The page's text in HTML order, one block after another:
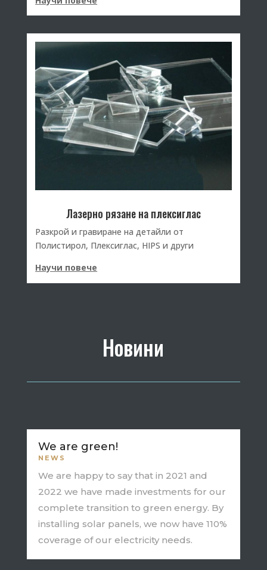
Лазерно рязане на плексиглас
Разкрой и гравиране на детайли от
Полистирол, Плексиглас, HIPS и други
Научи повече
Новини
We are green!
NEWS
We are happy to say that in 2021 and
2022 we have made investments for our
complete transition to green energy. By
installing solar panels, we now have 110%
coverage of our electricity needs.